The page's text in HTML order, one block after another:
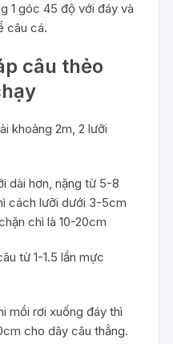
1 góc 45 độ với đáy và
câu cá.
câu thẻo
khoảng 2m, 2 lưỡi
dài hơn, nặng từ 5-8
cách lưỡi dưới 3-5cm
chì là 10-20cm
từ 1-1.5 lần mực
mồi rơi xuống đáy thì
cho dây câu thẳng.